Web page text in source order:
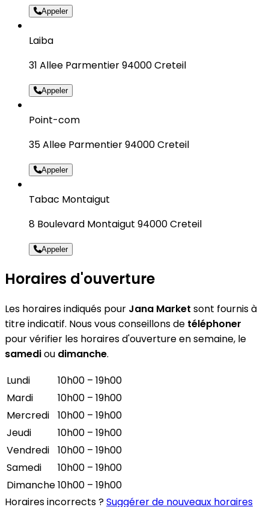
Appeler
Laiba
31 Allee Parmentier 94000 Creteil
Appeler
Point-com
35 Allee Parmentier 94000 Creteil
Appeler
Tabac Montaigut
8 Boulevard Montaigut 94000 Creteil
Appeler
Horaires d'ouverture
Les horaires indiqués pour Jana Market sont fournis à
titre indicatif. Nous vous conseillons de téléphoner
pour vérifier les horaires d'ouverture en semaine, le
samediou dimanche.
Lundi
10h00 – 19h00
Mardi
10h00 – 19h00
Mercredi
10h00 – 19h00
Jeudi
10h00 – 19h00
Vendredi
10h00 – 19h00
Samedi
10h00 – 19h00
Dimanche10h00 – 19h00
Horaires incorrects ?Suggérer de nouveaux horaires